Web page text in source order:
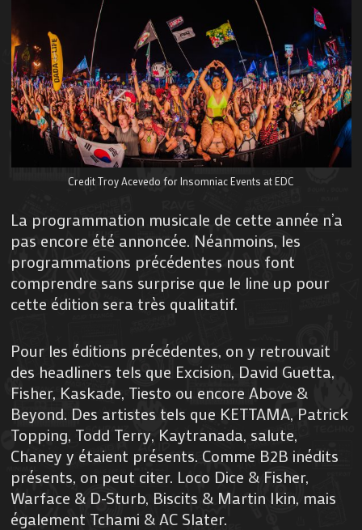
Credit Troy Acevedo for Insomniac Events at EDC
La programmation musicale de cette année n’a
pas encore été annoncée. Néanmoins, les
programmations précédentes nous font
comprendre sans surprise que le line up pour
cette édition sera très qualitatif.
Pour les éditions précédentes, on y retrouvait
des headliners tels que Excision, David Guetta,
Fisher, Kaskade, Tiesto ou encore Above &
Beyond. Des artistes tels que KETTAMA, Patrick
Topping, Todd Terry, Kaytranada, salute,
Chaney y étaient présents. Comme B2B inédits
présents, on peut citer. Loco Dice & Fisher,
Warface & D-Sturb, Biscits & Martin Ikin, mais
également Tchami & AC Slater.